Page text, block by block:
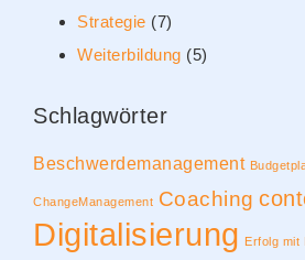
Strategie (7)
Weiterbildung (5)
Schlagwörter
Beschwerdemanagement
ChangeManagement Coaching
Digitalisierung Erfolg mit